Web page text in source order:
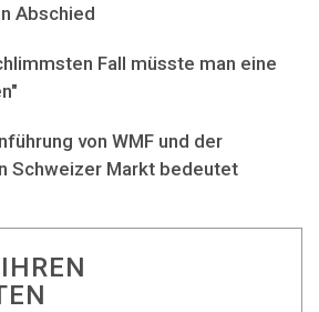
Abschied
Fall müsste man eine
von WMF und der
Schweizer Markt bedeutet